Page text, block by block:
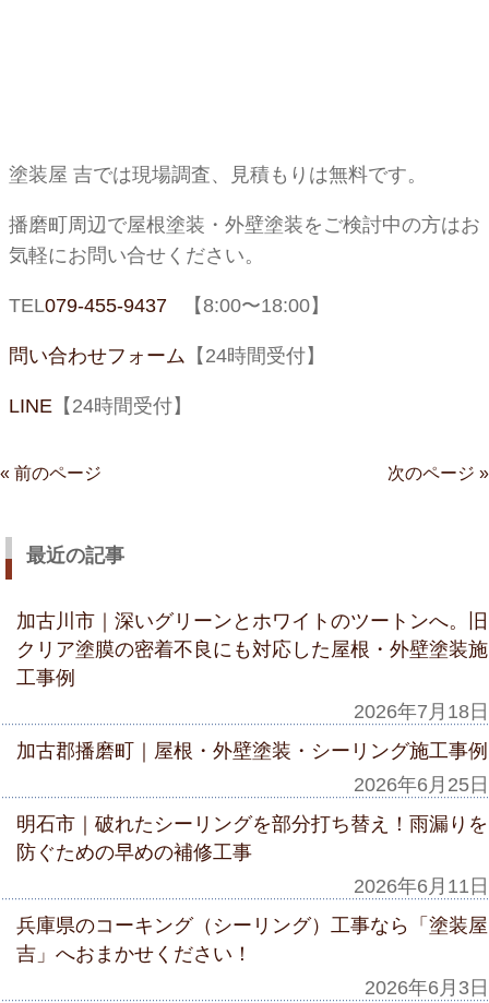
塗装屋 吉では現場調査、見積もりは無料です。
播磨町周辺で屋根塗装・外壁塗装をご検討中の方はお
気軽にお問い合せください。
TEL079-455-9437 【8:00〜18:00】
問い合わせフォーム 【 24時間受付】
LINE 【 24時間受付】
« 前のページ 次のページ »
最近の記事
加古川市｜深いグリーンとホワイトのツートンへ。旧
クリア塗膜の密着不良にも対応した屋根・外壁塗装施
工事例
2026年7月18日
加古郡播磨町｜屋根・外壁塗装・シーリング施工事例
2026年6月25日
明石市｜破れたシーリングを部分打ち替え！雨漏りを
防ぐための早めの補修工事
2026年6月11日
兵庫県のコーキング（シーリング）工事なら「塗装屋
吉」へおまかせください！
2026年6月3日